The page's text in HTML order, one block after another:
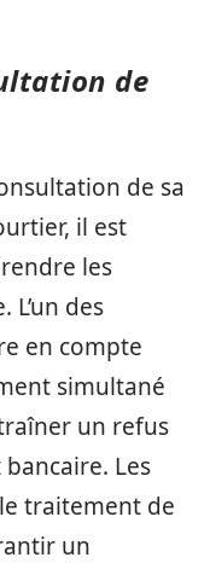
de
de sa
il est
les
des
en compte
simultané
un refus
Les
traitement de
un